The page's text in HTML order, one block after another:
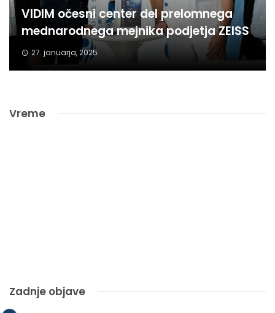
VIDIM očesni center del prelomnega
mednarodnega mejnika podjetja ZEISS
27. januarja, 2025
Vreme
Zadnje objave